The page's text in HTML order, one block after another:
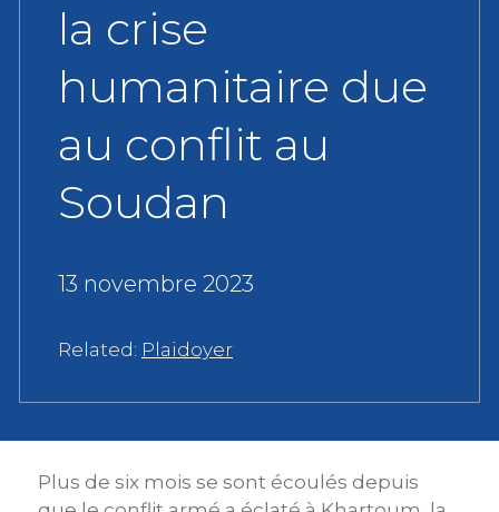
la crise
humanitaire due
au conflit au
Soudan
13 novembre 2023
Related: Plaidoyer
Plus de six mois se sont écoulés depuis